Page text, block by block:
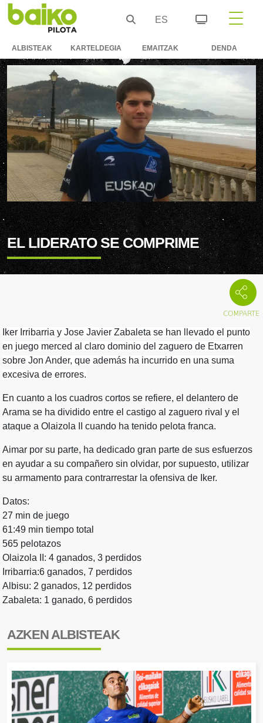
ES
ALBISTEAK KARTELDEGIA EMAITZAK DENDA
EL LIDERATO SE COMPRIME
Iker Irribarria y Jose Javier Zabaleta se han llevado el punto
en juego merced al claro dominio del zaguero de Etxarren
sobre Jon Ander, que además ha incurrido en una suma
excesiva de errores.
En cuanto a los cuadros cortos se refiere, el delantero de
Arama se ha dividido entre el castigo al zaguero rival y el
ataque a Olaizola II cuando ha tenido pelota franca.
Aimar por su parte, ha dedicado gran parte de sus esfuerzos
en ayudar a su compañero sin olvidar, por supuesto, utilizar
su armamento para contrarrestar la ofensiva de Iker.
Datos:
27 min de juego
61:49 min tiempo total
565 pelotazos
Olaizola II: 4 ganados, 3 perdidos
Irribarria:6 ganados, 7 perdidos
Albisu: 2 ganados, 12 perdidos
Zabaleta: 1 ganado, 6 perdidos
AZKEN ALBISTEAK